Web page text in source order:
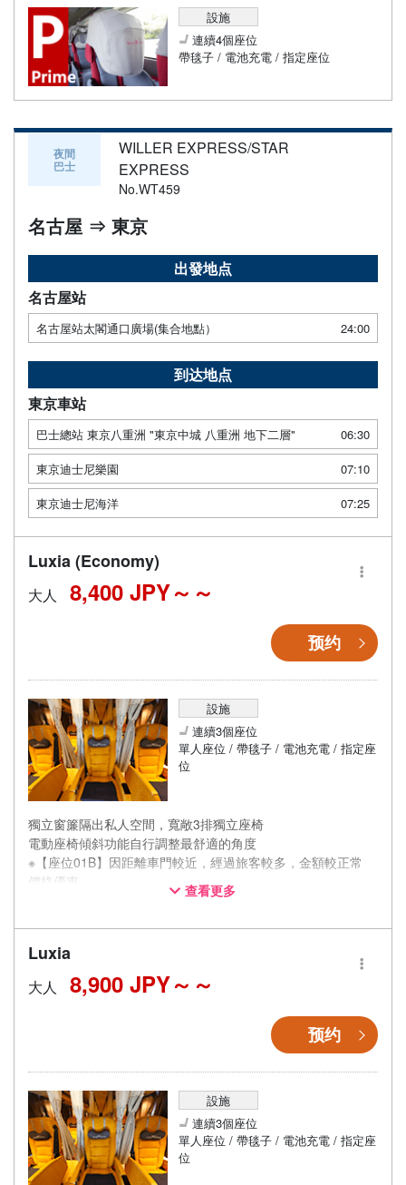
設施
連續4個座位
帶毯子 / 電池充電 / 指定座位
夜間
巴士
WILLER EXPRESS/STAR
EXPRESS
No.WT459
名古屋 ⇒ 東京
出發地点
名古屋站
名古屋站太閣通口廣場(集合地點） 24:00
到达地点
東京車站
巴士總站 東京八重洲 "東京中城 八重洲 地下二層"
06:30
東京迪士尼樂園
07:10
東京迪士尼海洋
07:25
Luxia (Economy)
大人 8,400 JPY～
预约
設施
連續3個座位
單人座位 / 帶毯子 / 電池充電 / 指定座
位
獨立窗簾隔出私人空間，寬敞3排獨立座椅
電動座椅傾斜功能自行調整最舒適的角度
※【座位01B】因距離車門較近，經過旅客較多，金額較正常
價格優惠。
※【座位07C】因距離緊急逃生口較近，座椅傾斜角度較為受
查看更多
Luxia
大人 8,900 JPY～
预约
設施
連續3個座位
單人座位 / 帶毯子 / 電池充電 / 指定座
位